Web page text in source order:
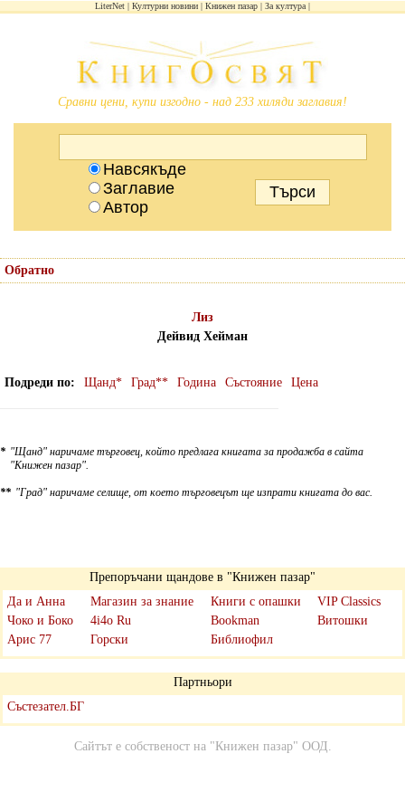
LiterNet Културни новини Книжен пазар За култура
Сравни цени, купи изгодно - над 233 хиляди заглавия!
Навсякъде
Заглавие
Автор
Обратно
Лиз
Дейвид Хейман
Подреди по Щанд* Град** Година Състояние Цена
* "Щанд" наричаме търговец, който предлага книгата за продажба в сайта
"Книжен пазар".
** "Град" наричаме селище, от което търговецът ще изпрати книгата до вас.
Препоръчани щандове в "Книжен пазар"
Да и Анна
Чоко и Боко
Арис 77
Магазин за знание
4i4o Ru
Горски
Книги с опашки
Bookman
Библиофил
VIP Classics
Витошки
Партньори
Състезател.БГ
Сайтът е собственост на "Книжен пазар" ООД.